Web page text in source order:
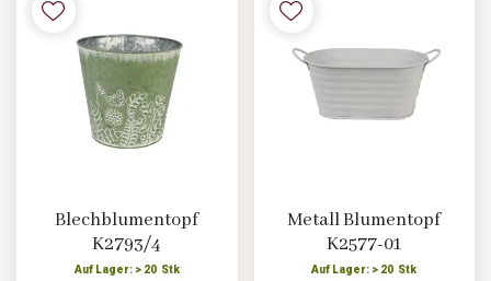
Blechblumentopf
K2793/4
Auf Lager: > 20 Stk
Metall Blumentopf
K2577-01
Auf Lager: > 20 Stk